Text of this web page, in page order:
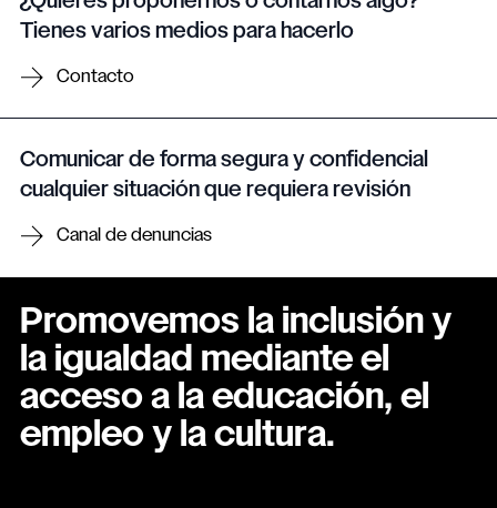
Tienes varios medios para hacerlo
Contacto
Comunicar de forma segura y confidencial
cualquier situación que requiera revisión
Canal de denuncias
Promovemos la inclusión y
la igualdad mediante el
acceso a la educación, el
empleo y la cultura.